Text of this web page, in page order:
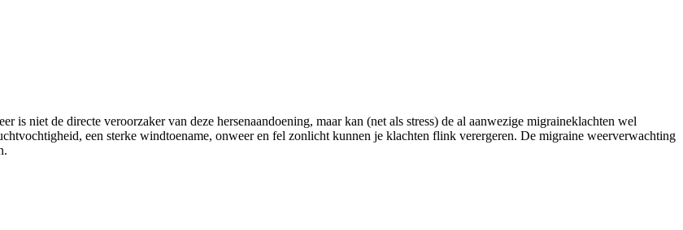
is niet de directe veroorzaker van deze hersenaandoening, maar kan (net als stress) de al aanwezige migraineklachten wel
een sterke windtoename, onweer en fel zonlicht kunnen je klachten flink verergeren. De migraine weerverwachting